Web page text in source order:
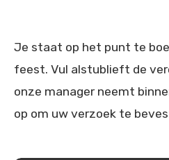
Je staat op het punt te
feest. Vul alstublieft de
onze manager neemt
op om uw verzoek te